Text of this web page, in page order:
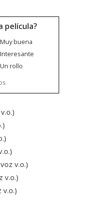
película?
Muy buena
Interesante
Un rollo
v.o.)
v.o.)
v.o.)